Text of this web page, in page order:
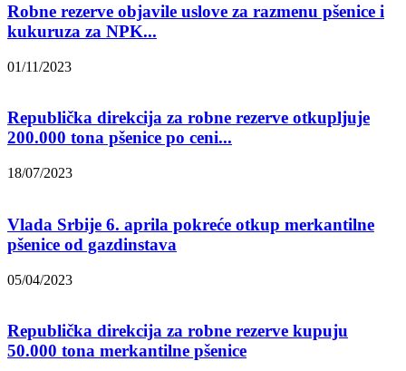
Robne rezerve objavile uslove za razmenu pšenice i
kukuruza za NPK...
01/11/2023
Republička direkcija za robne rezerve otkupljuje
200.000 tona pšenice po ceni...
18/07/2023
Vlada Srbije 6. aprila pokreće otkup merkantilne
pšenice od gazdinstava
05/04/2023
Republička direkcija za robne rezerve kupuju
50.000 tona merkantilne pšenice